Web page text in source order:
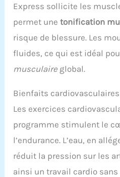
Express sollicite les
permet unetonification
risque de blessure. Les
fluides, ce qui est idéal
musculaire global.
Bienfaits cardiovasculaires
Les exercices
programme stimulent le
l’endurance. L’eau, en
réduit la pression sur les
ainsi un travail cardio